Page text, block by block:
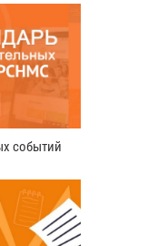
событий